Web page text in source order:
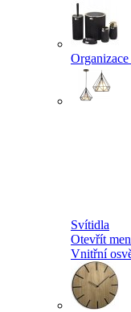
Svítidla
Otevřít
Vnitřní